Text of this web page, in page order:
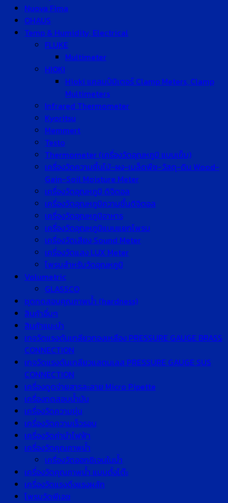
Nuova Fima
OHAUS
Temp & Humidity, Electrical
FLUKE
Multimeter
HIOKI
Hioki แคลมป์มิเตอร์ Clamp Meters, Clamp
Multimeters
Infrared Thermometer
Kyoritsu
Memmert
Testo
Thermometer (เครื่องวัดอุณหภูมิ แบบเข็ม)
เครื่องวัดความชื้นไม้-ผง-เมล็ดพืช-วัสดุ-ดิน Wood-
Gain-Soil Moisture Meter
เครื่องวัดอุณหภูมิ ดิจิตอล
เครื่องวัดอุณหภูมิความชื้นดิจิตอล
เครื่องวัดอุณหภูมิอาหาร
เครื่องวัดอุณหภูมิแบบแยกโพรบ
เครื่องวัดเสียง Sound Meter
เครื่องวัดแสง LUX Meter
โพรบสำหรับวัดอุณหภูมิ
Volumetric
GLASSCO
ชุดทดสอบคุณภาพน้ำ (hardness)
สินค้าอื่นๆ
สินค้าแนะนำ
เกจวัดแรงดันเกลียวทองเหลือง PRESSURE GAUGE BRASS
CONNECTION
เกจวัดแรงดันเกลียวแสตนเลส PRESSURE GAUGE SUS
CONNECTION
เครื่องดูดจ่ายสารละลาย Micro Pipette
เครื่องทดสอบน้ำมัน
เครื่องวัดความขุ่น
เครื่องวัดความเร็วรอบ
เครื่องวัดค่านำไฟฟ้า
เครื่องวัดคุณภาพน้ำ
เครื่องวัดออกซิเจนในน้ำ
เครื่องวัดคุณภาพน้ำ แบบตั้งโต๊ะ
เครื่องวัดแรงดึงแรงผลัก
โพรบวัดพีเอช